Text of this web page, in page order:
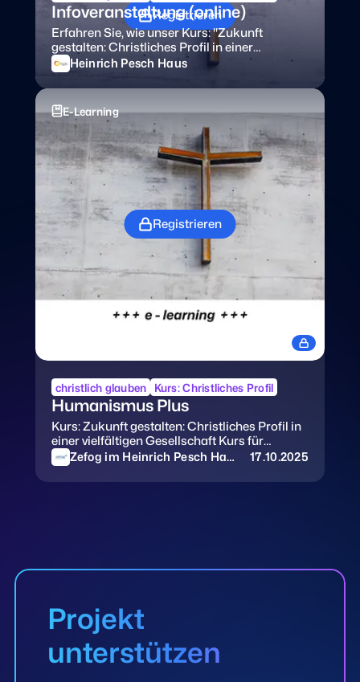
Registrieren
Infoveranstaltung (online)
Erfahren Sie, wie unser Kurs: "Zukunft
gestalten: Christliches Profil in einer
vielfältigen Gesellschaft" die novellierte
Kirchliche Grundordnung (11/2022) praktisch
umsetzt. Wir informieren Sie zum Aufbau, den
Inhalten, dem Ablauf und zur Zielgruppe
(Führungskräfte) und beantworten Ihre
Fragen.
Heinrich Pesch Haus
Registrieren
E-Learning
christlich glauben Kurs: Christliches Profil
Humanismus Plus
Kurs: Zukunft gestalten: Christliches Profil in
einer vielfältigen Gesellschaft Kurs für
Führungskräfte in karitativen, kirchlichen und
ordensgetragenen Einrichtungen - E-
learningeinheit - Testzugang
Zefog im Heinrich Pesch Hau
17.10.2025
Projekt
unterstützen